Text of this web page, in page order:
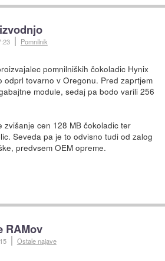
Pomnilnik
pomnilniških čokoladic Hynix
odprl tovarno v Oregonu. Pred zaprtjem
module, sedaj pa bodo varili 256
zvišanje cen 128 MB čokoladic ter
Seveda pa je to odvisno tudi od zalog
predvsem OEM opreme.
RAMov
Ostale najave